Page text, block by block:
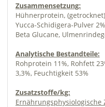
Zusammensetzung:
Hühnerprotein,
Yucca-Schidigera-Pulver
Beta Glucane,
Analytische Bestandteile:
Rohprotein 11%, Rohfett
3,3%, Feuchtigkeit 53%
Zusatzstoffe/kg:
Ernährungsphysiologische